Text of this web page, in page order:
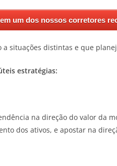
um dos nossos corretores
situações distintas e que
estratégias:
na direção do valor da
dos ativos, e apostar na